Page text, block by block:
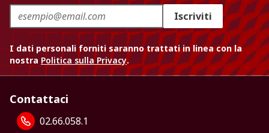
Iscriviti
I dati personali forniti saranno trattati in linea con la
nostra Politica sulla Privacy.
Contattaci
02.66.058.1